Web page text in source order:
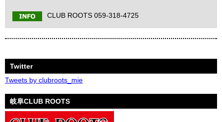
CLUB ROOTS 059-318-4725
Twitter
Tweets by clubroots_mie
岐阜CLUB ROOTS